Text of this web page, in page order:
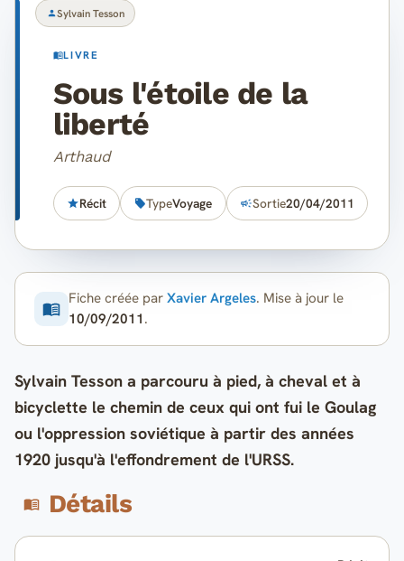
Sylvain Tesson
LIVRE
Sous l'étoile de la
liberté
Arthaud
Récit TypeVoyage Sortie20/04/2011
Fiche créée par Xavier Argeles. Mise à jour le
10/09/2011 .
Sylvain Tesson a parcouru à pied, à cheval et à
bicyclette le chemin de ceux qui ont fui le Goulag
ou l'oppression soviétique à partir des années
1920 jusqu'à l'effondrement de l'URSS.
Détails